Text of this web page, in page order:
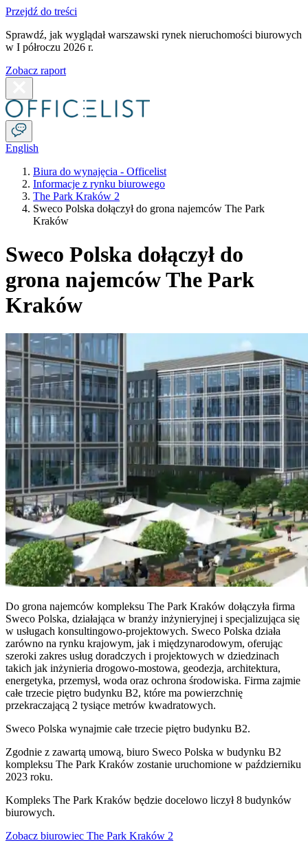
Przejdź do treści
Sprawdź, jak wyglądał warszawski rynek nieruchomości biurowych
w I półroczu 2026 r.
Zobacz raport
English
Biura do wynajęcia - Officelist
Informacje z rynku biurowego
The Park Kraków 2
Sweco Polska dołączył do grona najemców The Park
Kraków
Sweco Polska dołączył do
grona najemców The Park
Kraków
Do grona najemców kompleksu The Park Kraków dołączyła firma
Sweco Polska, działająca w branży inżynieryjnej i specjalizująca się
w usługach konsultingowo-projektowych. Sweco Polska działa
zarówno na rynku krajowym, jak i międzynarodowym, oferując
szeroki zakres usług doradczych i projektowych w dziedzinach
takich jak inżynieria drogowo-mostowa, geodezja, architektura,
energetyka, przemysł, woda oraz ochrona środowiska. Firma zajmie
całe trzecie piętro budynku B2, które ma powierzchnię
przekraczającą 2 tysiące metrów kwadratowych.
Sweco Polska wynajmie całe trzecie piętro budynku B2.
Zgodnie z zawartą umową, biuro Sweco Polska w budynku B2
kompleksu The Park Kraków zostanie uruchomione w październiku
2023 roku.
Kompleks The Park Kraków będzie docelowo liczył 8 budynków
biurowych.
Zobacz biurowiec The Park Kraków 2